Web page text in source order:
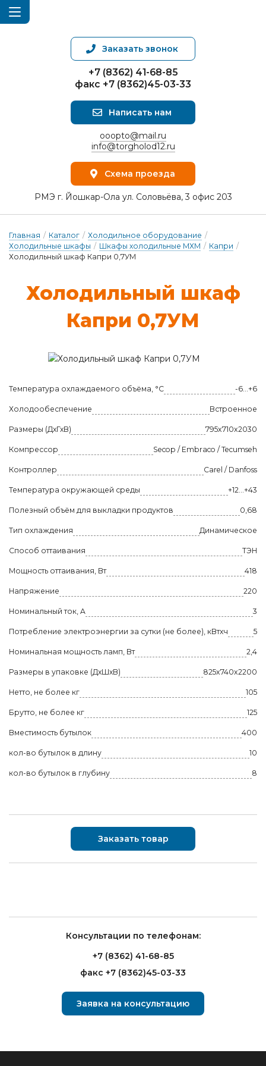
Заказать звонок
+7 (8362) 41-68-85
факс +7 (8362)45-03-33
Написать нам
ooopto@mail.ru
info@torgholod12.ru
Схема проезда
РМЭ г. Йошкар-Ола ул. Соловьёва, 3 офис 203
Главная / Каталог / Холодильное оборудование /
Холодильные шкафы / Шкафы холодильные МХМ / Капри /
Холодильный шкаф Капри 0,7УМ
Хо­ло­диль­ный шкаф
Кап­ри 0,7УМ
Температура охлаждаемого объёма, °C -6…+6
Холодообеспечение Встроенное
Размеры (ДхГхВ) 795x710x2030
Компрессор Secop / Embraco / Tecumseh
Контроллер Carel / Danfoss
Температура окружающей среды +12...+43
Полезный объём для выкладки продуктов 0,68
Тип охлаждения Динамическое
Способ оттаивания ТЭН
Мощность оттаивания, Вт 418
Напряжение 220
Номинальный ток, A 3
Потребление электроэнергии за сутки (не более), кВтхч 5
Номинальная мощность ламп, Вт 2,4
Размеры в упаковке (ДхШхВ) 825x740x2200
Нетто, не более кг 105
Брутто, не более кг 125
Вместимость бутылок 400
кол-во бутылок в длину 10
кол-во бутылок в глубину 8
Заказать товар
Консультации по телефонам:
+7 (8362) 41-68-85
факс +7 (8362)45-03-33
Заявка на консультацию